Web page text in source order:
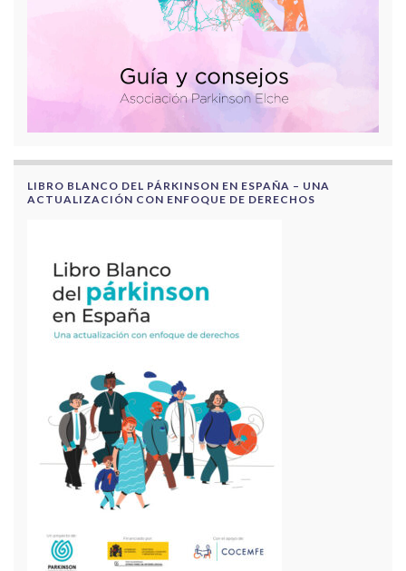
LIBRO BLANCO DEL PÁRKINSON EN ESPAÑA – UNA
ACTUALIZACIÓN CON ENFOQUE DE DERECHOS